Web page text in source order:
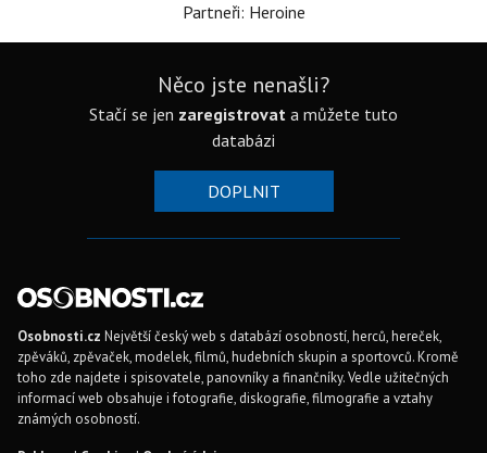
Partneři: Heroine
Něco jste nenašli?
Stačí se jen zaregistrovat a můžete tuto
databázi
DOPLNIT
Osobnosti.cz Největší český web s databází osobností, herců, hereček,
zpěváků, zpěvaček, modelek, filmů, hudebních skupin a sportovců. Kromě
toho zde najdete i spisovatele, panovníky a finančníky. Vedle užitečných
informací web obsahuje i fotografie, diskografie, filmografie a vztahy
známých osobností.